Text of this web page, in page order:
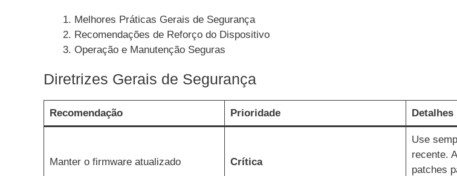
Melhores Práticas Gerais de Segurança
Recomendações de Reforço do Dispositivo
Operação e Manutenção Seguras
Diretrizes Gerais de Segurança
Recomendação Prioridade Detalhes
Manter o firmware atualizado Crítica
Use
recente.
patches